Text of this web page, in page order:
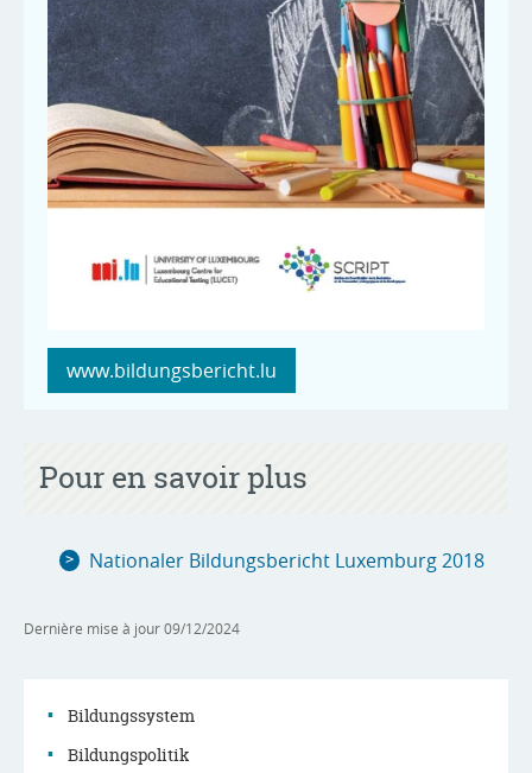
www.bildungsbericht.lu
Pour en savoir plus
Nationaler Bildungsbericht Luxemburg 2018
Dernière mise à jour09/12/2024
Bildungssystem
Bildungspolitik